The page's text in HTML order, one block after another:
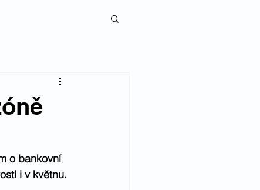
o bankovní
i v květnu.